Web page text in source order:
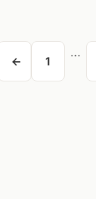
← 1
...